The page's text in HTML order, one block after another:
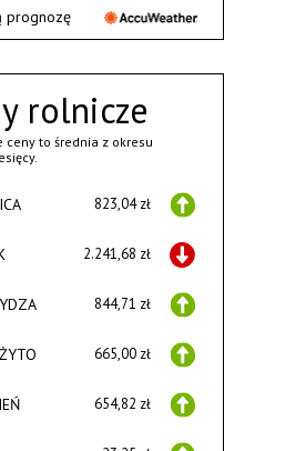
rolnicze
ceny to średnia z okresu
823,04 zł
2.241,68 zł
844,71 zł
665,00 zł
654,82 zł
prognozę